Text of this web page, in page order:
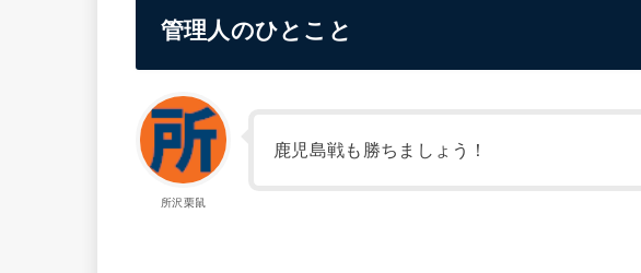
管理人のひとこと
所沢栗鼠
鹿児島戦も勝ちましょう！